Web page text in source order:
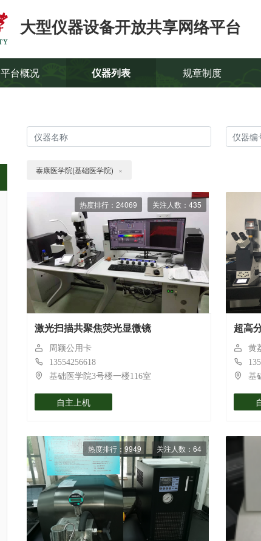
大型仪器设备开放共享网络平台
平台概况 仪器列表 规章制度
泰康医学院(基础医学院) ×
热度排行：24069 关注人数：435
激光扫描共聚焦荧光显微镜
周颖公用卡
13554256618
基础医学院3号楼一楼116室
自主上机
超高
黄
基
热度排行：9949 关注人数：64